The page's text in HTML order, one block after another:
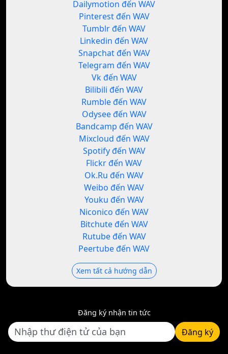
Dailymotion đến WAV
Pinterest đến WAV
Tumblr đến WAV
Linkedin đến WAV
Snapchat đến WAV
Telegram đến WAV
Vk đến WAV
Bilibili đến WAV
Rumble đến WAV
Odysee đến WAV
Bandcamp đến WAV
Mixcloud đến WAV
Spotify đến WAV
Flickr đến WAV
Ok.Ru đến WAV
Weibo đến WAV
Youku đến WAV
Niconico đến WAV
Bitchute đến WAV
Rutube đến WAV
Peertube đến WAV
Xem tất cả hướng dẫn
Đăng ký nhận tin tức
Đăng ký